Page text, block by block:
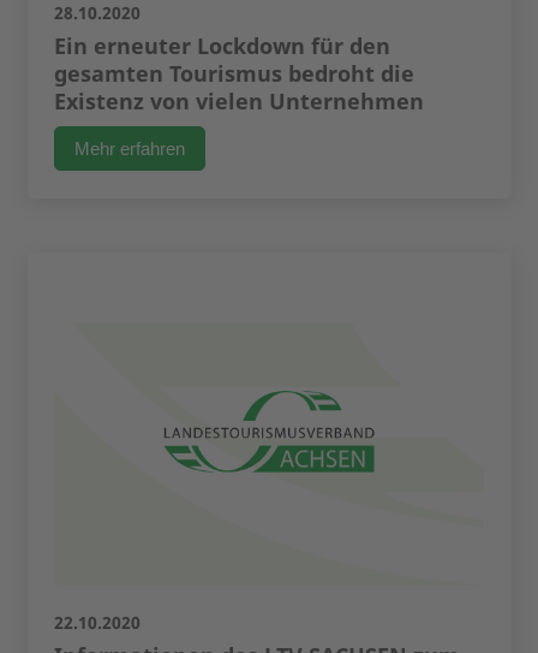
28.10.2020
Ein erneuter Lockdown für den
gesamten Tourismus bedroht die
Existenz von vielen Unternehmen
Mehr erfahren
22.10.2020